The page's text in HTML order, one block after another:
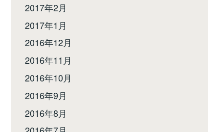
2017年2月
2017年1月
2016年12月
2016年11月
2016年10月
2016年9月
2016年8月